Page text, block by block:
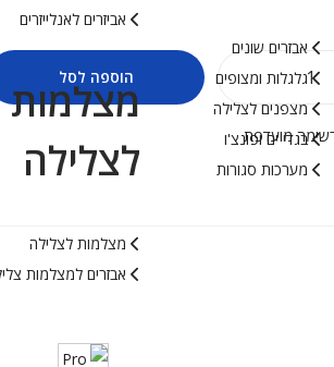
אבזרים שונים
גלגלות ומצופים
מצפנים לצלילה
בגדי ים ופונצ'ו
מערכות סגורות
אביזרים לאנלייזרים
מצלמות
לצלילה
מצלמות לצלילה
אבזרים למצלמות
הוספה לסל
מועדפת